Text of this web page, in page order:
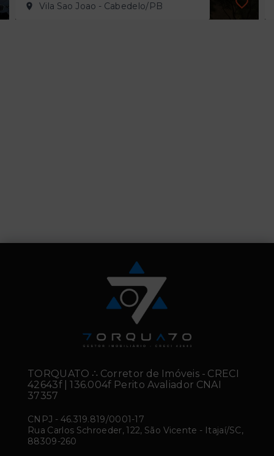
Vila Sao Joao - Cabedelo/PB
TORQUATO ∴ Corretor de Imóveis - CRECI
42643f | 136.004f Perito Avaliador CNAI
37357
CNPJ - 46.319.819/0001-17
Rua Carlos Schroeder, 122, São Vicente - Itajaí/SC,
88309-260